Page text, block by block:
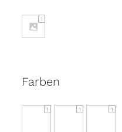
1
Farben
1 1 1